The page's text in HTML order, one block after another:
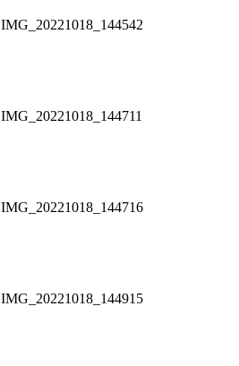
IMG_20221018_144542
IMG_20221018_144711
IMG_20221018_144716
IMG_20221018_144915